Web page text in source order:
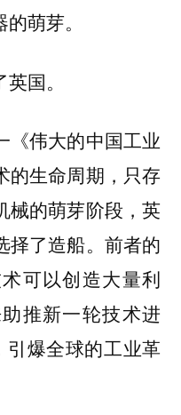
萌芽。
国。
《伟大的中国工业
的生命周期，只存
械的萌芽阶段，英
择了造船。前者的
可以创造大量利
推新一轮技术进
引爆全球的工业革